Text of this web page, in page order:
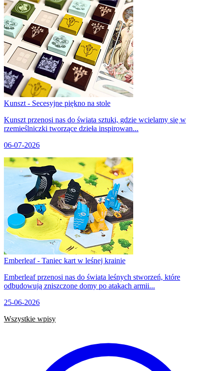
Kunszt - Secesyjne piękno na stole
Kunszt przenosi nas do świata sztuki, gdzie wcielamy się w
rzemieślniczki tworzące dzieła inspirowan...
06-07-2026
Emberleaf - Taniec kart w leśnej krainie
Emberleaf przenosi nas do świata leśnych stworzeń, które
odbudowują zniszczone domy po atakach armii...
25-06-2026
Wszystkie wpisy